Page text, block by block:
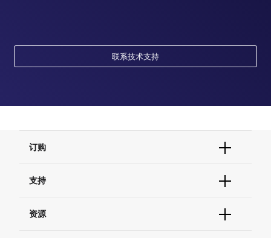
联系技术支持
订购
订单支持
现货供应中心
支持
联系我们 - 400 820 8982
资源